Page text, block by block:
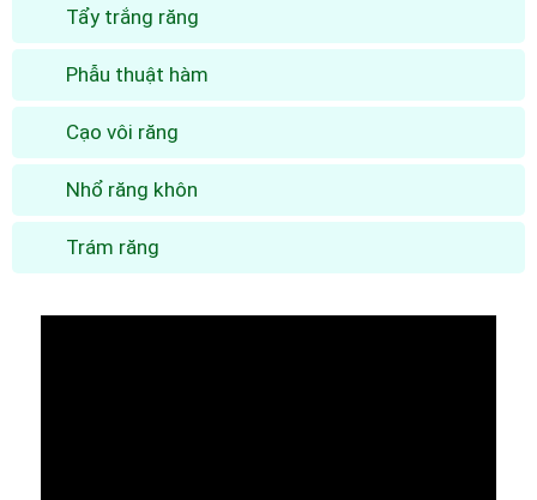
Tẩy trắng răng
Phẫu thuật hàm
Cạo vôi răng
Nhổ răng khôn
Trám răng